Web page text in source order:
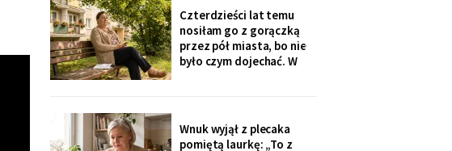
poprosiłam o pożyczkę -
na okulary progresywne -
i usłyszałam, że „trzeba
było sobie
Czterdzieści lat temu
nosiłam go z gorączką
przez pół miasta, bo nie
było czym dojechać. W
prześwietlenie biodra.
„Mamo, od tego jest
Wnuk wyjął z plecaka
pomiętą laurkę: „To z